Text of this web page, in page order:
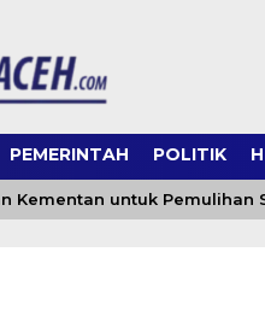
PEMERINTAH POLITIK
untuk Pemulihan